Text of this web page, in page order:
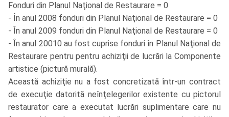
Fonduri din Planul Naţional de Restaurare = 0
- În anul 2008 fonduri din Planul Naţional de Restaurare = 0
- În anul 2009 fonduri din Planul Naţional de Restaurare = 0
- În anul 20010 au fost cuprise fonduri în Planul Naţional de
Restaurare pentru pentru achiziţii de lucrări la Componente
artistice (pictură murală).
Această achiziţie nu a fost concretizată într-un contract
de execuţie datorită neînţelegerilor existente cu pictorul
restaurator care a executat lucrări suplimentare care nu